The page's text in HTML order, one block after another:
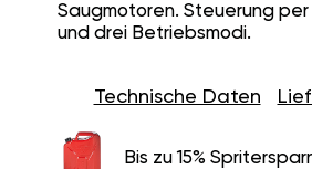
Saugmotoren. Steuerung
und drei Betriebsmodi.
Technische Daten
Bis zu 15%